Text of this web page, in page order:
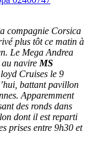
compagnie Corsica
plus tôt ce matin à
Le Mega Andrea
navire MS
Cruises le 9
battant pavillon
Apparemment
des ronds dans
dont il est reparti
prises entre 9h30 et